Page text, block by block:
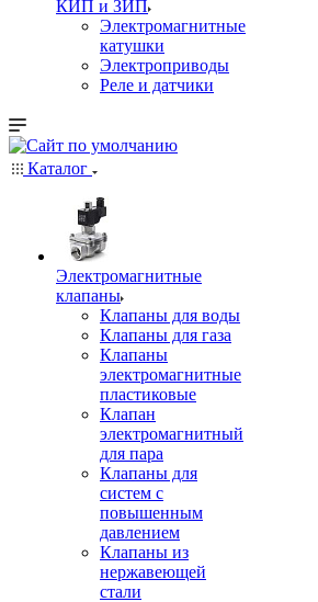
КИП и ЗИП
Электромагнитные
катушки
Электроприводы
Реле и датчики
Каталог
Электромагнитные
клапаны
Клапаны для воды
Клапаны для газа
Клапаны
электромагнитные
пластиковые
Клапан
электромагнитный
для пара
Клапаны для
систем с
повышенным
давлением
Клапаны из
нержавеющей
стали